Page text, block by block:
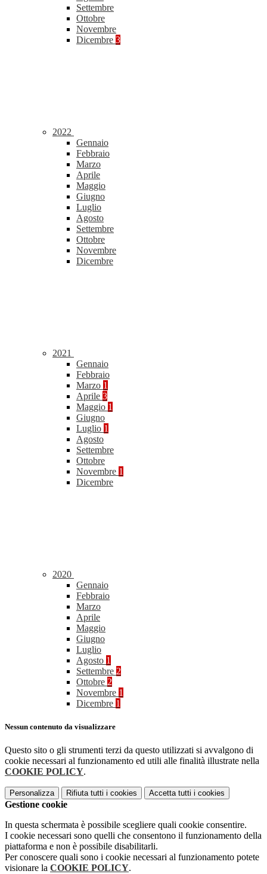
Settembre
Ottobre
Novembre
Dicembre 3
2022
Gennaio
Febbraio
Marzo
Aprile
Maggio
Giugno
Luglio
Agosto
Settembre
Ottobre
Novembre
Dicembre
2021
Gennaio
Febbraio
Marzo 1
Aprile 3
Maggio 1
Giugno
Luglio 1
Agosto
Settembre
Ottobre
Novembre 1
Dicembre
2020
Gennaio
Febbraio
Marzo
Aprile
Maggio
Giugno
Luglio
Agosto 1
Settembre 2
Ottobre 2
Novembre 1
Dicembre 1
Nessun contenuto da visualizzare
Questo sito o gli strumenti terzi da questo utilizzati si avvalgono di
cookie necessari al funzionamento ed utili alle finalità illustrate nella
COOKIE POLICY.
Personalizza Rifiuta tutti i cookies Accetta tutti i cookies
Gestione cookie
In questa schermata è possibile scegliere quali cookie consentire.
I cookie necessari sono quelli che consentono il funzionamento della
piattaforma e non è possibile disabilitarli.
Per conoscere quali sono i cookie necessari al funzionamento potete
visionare la COOKIE POLICY.